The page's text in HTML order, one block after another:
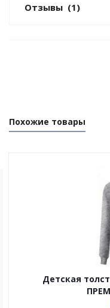
Отзывы (1)
Похожие товары
Детская
Мы